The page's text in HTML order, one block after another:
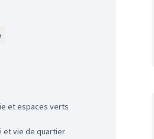
et espaces verts
et vie de quartier